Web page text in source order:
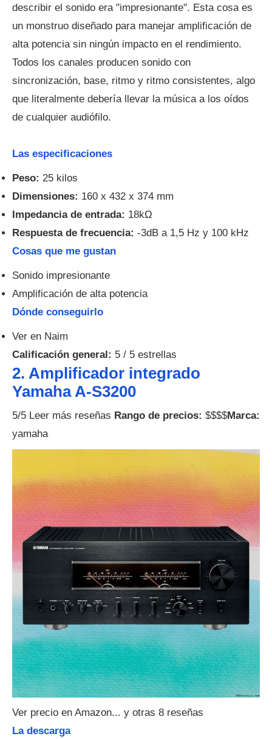
describir el sonido era "impresionante". Esta cosa es
un monstruo diseñado para manejar amplificación de
alta potencia sin ningún impacto en el rendimiento.
Todos los canales producen sonido con
sincronización, base, ritmo y ritmo consistentes, algo
que literalmente debería llevar la música a los oídos
de cualquier audiófilo.
Las especificaciones
Peso: 25 kilos
Dimensiones: 160 x 432 x 374 mm
Impedancia de entrada: 18kΩ
Respuesta de frecuencia: -3dB a 1,5 Hz y 100 kHz
Cosas que me gustan
Sonido impresionante
Amplificación de alta potencia
Dónde conseguirlo
Ver en Naim
Calificación general: 5 / 5 estrellas
2. Amplificador integrado
Yamaha A-S3200
5/5 Leer más reseñas Rango de precios: $$$$Marca:
yamaha
Ver precio en Amazon... y otras 8 reseñas
La descarga